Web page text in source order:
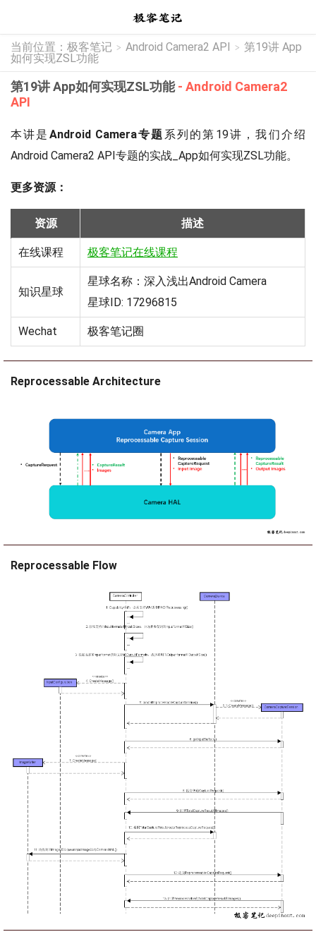
当前位置： 极客笔记 > Android Camera2 API > 第19讲 App
如何实现ZSL功能
第19讲 App如何实现ZSL功能- Android Camera2
API
本讲是 Android Camera专题 系列的第19讲，我们介绍
Android Camera2 API专题的实战_App如何实现ZSL功能。
更多资源：
资源 描述
在线课程 极客笔记在线课程
知识星球
星球名称：深入浅出Android Camera
星球ID: 17296815
Wechat 极客笔记圈
Reprocessable Architecture
Reprocessable Flow